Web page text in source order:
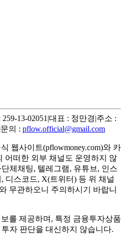
13-02051|대표 : 정만경|주소 :
문의 : pflow.official@gmail.com
웹사이트(pflowmoney.com)와 카
어떠한 외부 채널도 운영하지 않
체채팅, 텔레그램, 유튜브, 인스
디스코드, X(트위터) 등 위 채널
무관하오니 주의하시기 바랍니
를 제공하며, 특정 금융투자상품
자 판단을 대신하지 않습니다.